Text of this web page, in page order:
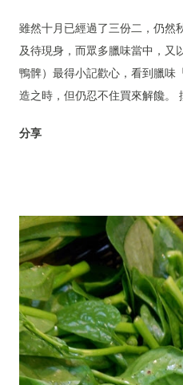
雖然十月已經過了三份二，仍然
及待現身，而眾多臘味當中，又
鴨髀）最得小記歡心，看到臘味
造之時，但仍忍不住買來解饞。
分享